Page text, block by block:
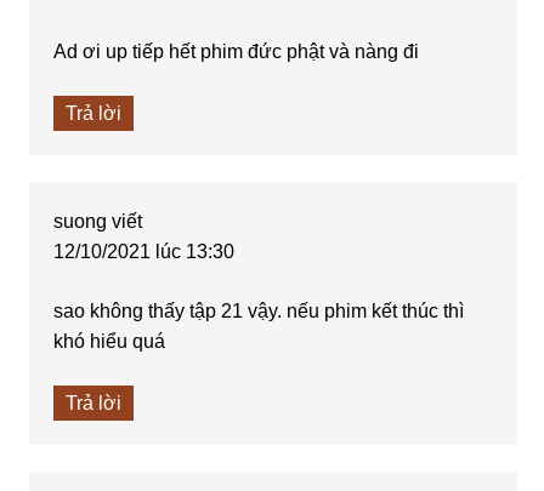
Ad ơi up tiếp hết phim đức phật và nàng đi
Trả lời
suong viết
12/10/2021 lúc 13:30
sao không thấy tập 21 vậy. nếu phim kết thúc thì
khó hiểu quá
Trả lời